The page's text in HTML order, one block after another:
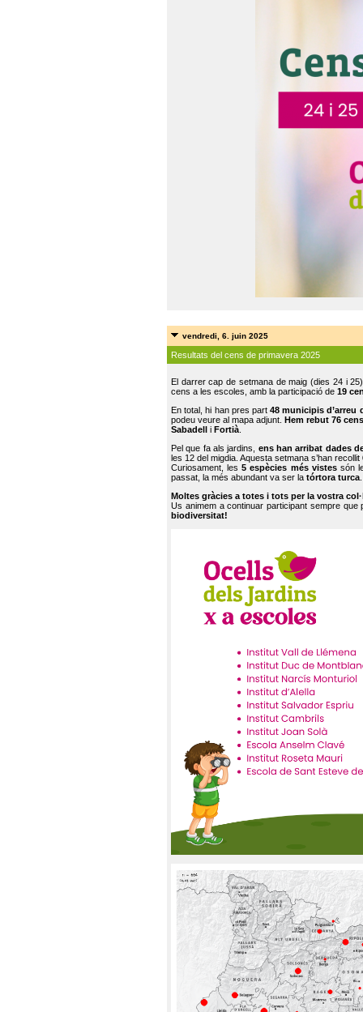
vendredi, 6. juin 2025
Resultats del cens de primavera 2025
El darrer cap de setmana de maig (dies 24 i
cens a les escoles, amb la participació de 19
En total, hi han pres part48 municipis d’arreu
podeu veure al mapa adjunt. Hem rebut 76
Sabadell i Fortià
Pel que fa als jardins, ens han arribat dades
les 12 del migdia. Aquesta setmana s’han recollit
Curiosament, les5 espècies més vistessón
passat, la més abundant va ser la tórtora turca
Moltes gràcies a totes i tots per la vostra
Us animem a continuar participant sempre que
biodiversitat!